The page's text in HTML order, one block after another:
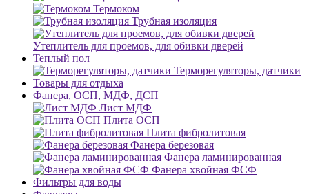
Термоком
Трубная изоляция
Утеплитель для проемов, для обивки дверей
Теплый пол
Терморегуляторы, датчики
Товары для отдыха
Фанера, ОСП, МДФ, ДСП
Лист МДФ
Плита ОСП
Плита фибролитовая
Фанера березовая
Фанера ламинированная
Фанера хвойная ФСФ
Фильтры для воды